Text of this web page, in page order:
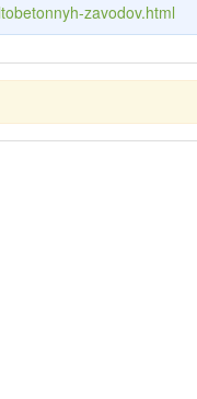
zavodov.html